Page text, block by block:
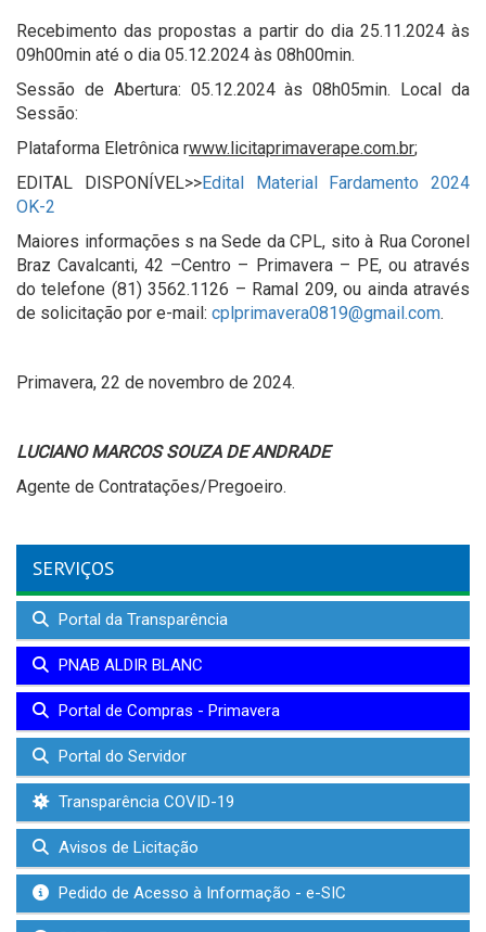
Recebimento das propostas a partir do dia 25.11.2024 às
09h00min até o dia 05.12.2024 às 08h00min.
Sessão de Abertura: 05.12.2024 às 08h05min. Local da
Sessão:
Plataforma Eletrônica rwww.licitaprimaverape.com.br;
EDITAL DISPONÍVEL>>Edital Material Fardamento 2024
OK-2
Maiores informações s na Sede da CPL, sito à Rua Coronel
Braz Cavalcanti, 42 –Centro – Primavera – PE, ou através
do telefone (81) 3562.1126 – Ramal 209, ou ainda através
de solicitação por e-mail: cplprimavera0819@gmail.com.
Primavera, 22 de novembro de 2024.
LUCIANO MARCOS SOUZA DE ANDRADE
Agente de Contratações/Pregoeiro.
SERVIÇOS
Portal da Transparência
PNAB ALDIR BLANC
Portal de Compras - Primavera
Portal do Servidor
Transparência COVID-19
Avisos de Licitação
Pedido de Acesso à Informação - e-SIC